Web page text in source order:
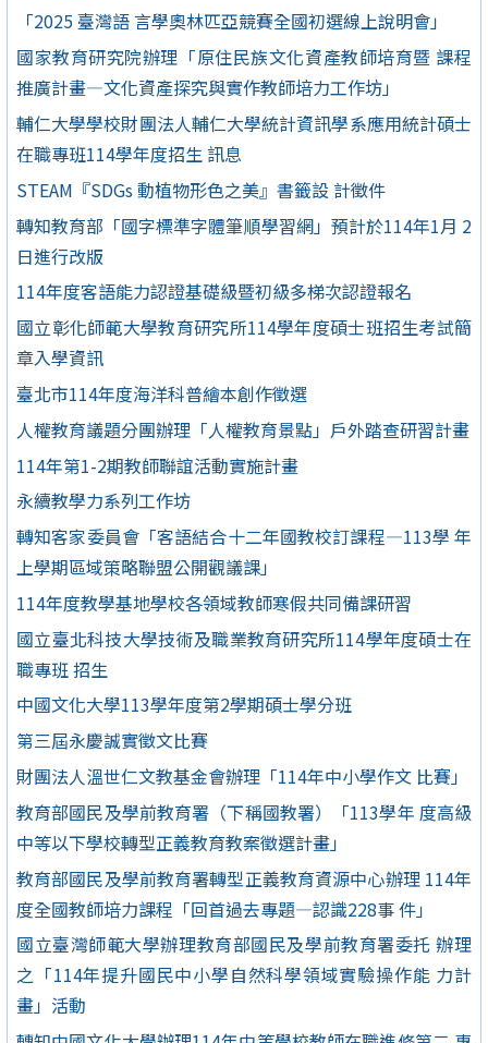
「2025 臺灣語 言學奧林匹亞競賽全國初選線上說明會」
國家教育研究院辦理「原住民族文化資產教師培育暨 課程
推廣計畫—文化資產探究與實作教師培力工作坊」
輔仁大學學校財團法人輔仁大學統計資訊學系應用統計碩士
在職專班114學年度招生 訊息
STEAM『SDGs 動植物形色之美』書籤設 計徵件
轉知教育部「國字標準字體筆順學習網」預計於114年1月 2
日進行改版
114年度客語能力認證基礎級暨初級多梯次認證報名
國立彰化師範大學教育研究所114學年度碩士班招生考試簡
章入學資訊
臺北市114年度海洋科普繪本創作徵選
人權教育議題分團辦理「人權教育景點」戶外踏查研習計畫
114年第1-2期教師聯誼活動實施計畫
永續教學力系列工作坊
轉知客家委員會「客語結合十二年國教校訂課程—113學 年
上學期區域策略聯盟公開觀議課」
114年度教學基地學校各領域教師寒假共同備課研習
國立臺北科技大學技術及職業教育研究所114學年度碩士在
職專班 招生
中國文化大學113學年度第2學期碩士學分班
第三屆永慶誠實徵文比賽
財團法人溫世仁文教基金會辦理「114年中小學作文 比賽」
教育部國民及學前教育署（下稱國教署）「113學年 度高級
中等以下學校轉型正義教育教案徵選計畫」
教育部國民及學前教育署轉型正義教育資源中心辦理 114年
度全國教師培力課程「回首過去專題—認識228事 件」
國立臺灣師範大學辦理教育部國民及學前教育署委托 辦理
之「114年提升國民中小學自然科學領域實驗操作能 力計
畫」活動